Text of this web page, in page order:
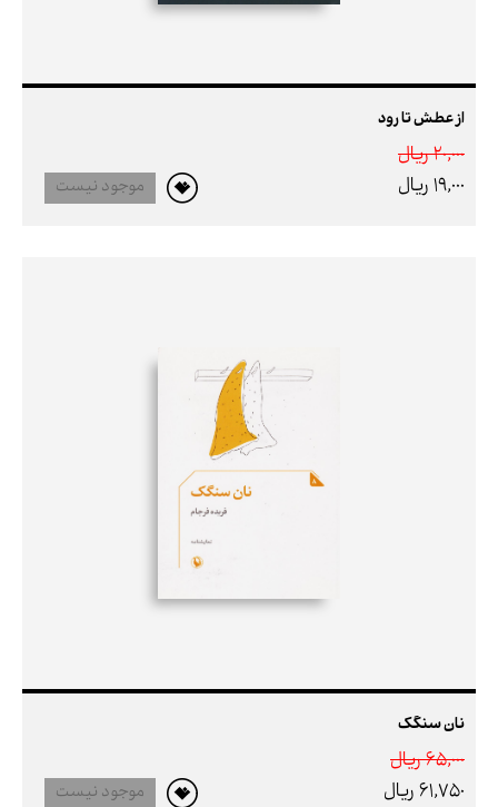
از عطش تا رود
20,000 ريال
19,000 ريال
موجود نیست
نان سنگک
65,000 ريال
61,750 ريال
موجود نیست